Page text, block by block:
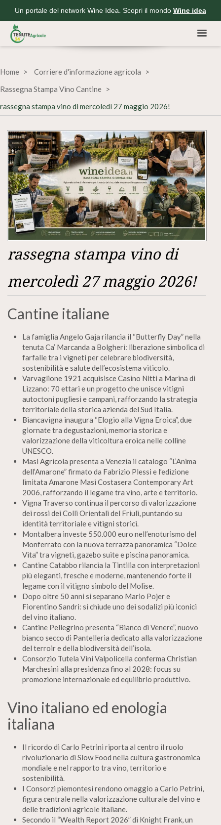
Un portale del network Wine Idea. Scopri il mondo Wine idea
Home
Corriere d'informazione agricola
Rassegna Stampa Vino Cantine
rassegna stampa vino di mercoledì 27 maggio 2026!
rassegna stampa vino di
mercoledì 27 maggio 2026!
Cantine italiane
La famiglia Angelo Gaja rilancia il “Butterfly Day” nella
tenuta Ca’ Marcanda a Bolgheri: liberazione simbolica di
farfalle tra i vigneti per celebrare biodiversità,
sostenibilità e salute dell’ecosistema viticolo.
Varvaglione 1921 acquisisce Casino Nitti a Marina di
Lizzano: 70 ettari e un progetto che unisce vitigni
autoctoni pugliesi e campani, rafforzando la strategia
territoriale della storica azienda del Sud Italia.
Biancavigna inaugura “Elogio alla Vigna Eroica”, due
giornate tra degustazioni, memoria storica e
valorizzazione della viticoltura eroica nelle colline
UNESCO.
Masi Agricola presenta a Venezia il catalogo “L’Anima
dell’Amarone” firmato da Fabrizio Plessi e l’edizione
limitata Amarone Masi Costasera Contemporary Art
2006, rafforzando il legame tra vino, arte e territorio.
Vigna Traverso continua il percorso di valorizzazione
dei rossi dei Colli Orientali del Friuli, puntando su
identità territoriale e vitigni storici.
Montalbera investe 550.000 euro nell’enoturismo del
Monferrato con la nuova terrazza panoramica “Dolce
Vita” tra vigneti, gazebo suite e piscina panoramica.
Cantine Catabbo rilancia la Tintilia con interpretazioni
più eleganti, fresche e moderne, mantenendo forte il
legame con il vitigno simbolo del Molise.
Dopo oltre 50 anni si separano Mario Pojer e
Fiorentino Sandri: si chiude uno dei sodalizi più iconici
del vino italiano.
Cantine Pellegrino presenta “Bianco di Venere”, nuovo
bianco secco di Pantelleria dedicato alla valorizzazione
del terroir e della biodiversità dell’isola.
Consorzio Tutela Vini Valpolicella conferma Christian
Marchesini alla presidenza fino al 2028: focus su
promozione internazionale ed equilibrio produttivo.
Vino italiano ed enologia
italiana
Il ricordo di Carlo Petrini riporta al centro il ruolo
rivoluzionario di Slow Food nella cultura gastronomica
mondiale e nel rapporto tra vino, territorio e
sostenibilità.
I Consorzi piemontesi rendono omaggio a Carlo Petrini,
figura centrale nella valorizzazione culturale del vino e
delle tradizioni agricole italiane.
Secondo il “Wealth Report 2026” di Knight Frank, un